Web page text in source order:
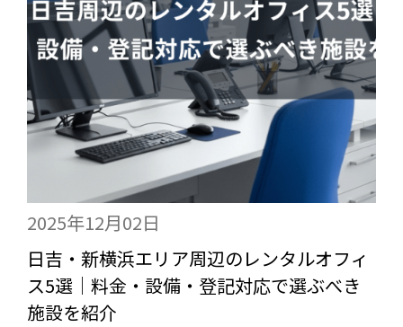
2025年12月02日
日吉・新横浜エリア周辺のレンタルオフィ
ス5選｜料金・設備・登記対応で選ぶべき
施設を紹介